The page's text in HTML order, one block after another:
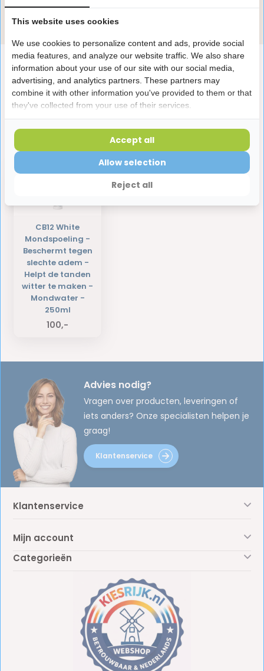
Productomschrijving
Reviews
Stuur e-mail
Laatst bekeken producten
CB12 White
Mondspoeling -
Beschermt tegen
slechte adem -
Helpt de tanden
witter te maken -
Mondwater -
250ml
100,-
Advies nodig?
Vragen over producten, leveringen of
iets anders? Onze specialisten helpen je
graag!
Klantenservice
Klantenservice
Mijn account
Categorieën
This website uses cookies
We use cookies to personalize content and ads, provide social
media features, and analyze our website traffic. We also share
information about your use of our site with our social media,
advertising, and analytics partners. These partners may
combine it with other information you've provided to them or that
they've collected from your use of their services.
Reject all
Allow selection
Accept all